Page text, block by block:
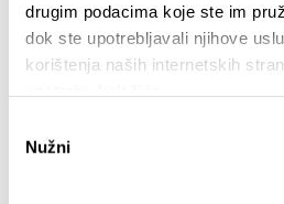
drugim podacima koje ste im
dok ste upotrebljavali njihove
korištenja naših internetskih
pristanka
Nužni